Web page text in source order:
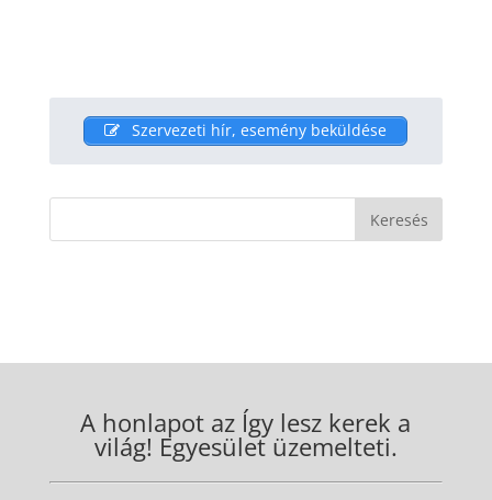
Szervezeti hír, esemény beküldése
A honlapot az Így lesz kerek a
világ! Egyesület üzemelteti.